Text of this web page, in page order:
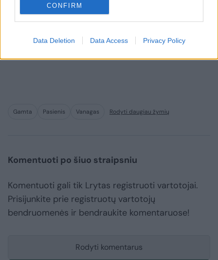
CONFIRM
Data Deletion Data Access Privacy Policy
Gamta Pasienis Vanagas Rodyti daugiau žymių
Komentuoti po šiuo straipsniu
Komentuoti gali tik Lrytas registruoti vartotojai.
Prisijunkite prie registruotų vartotojų
bendruomenės ir bendraukite komentaruose!
Rodyti komentarus